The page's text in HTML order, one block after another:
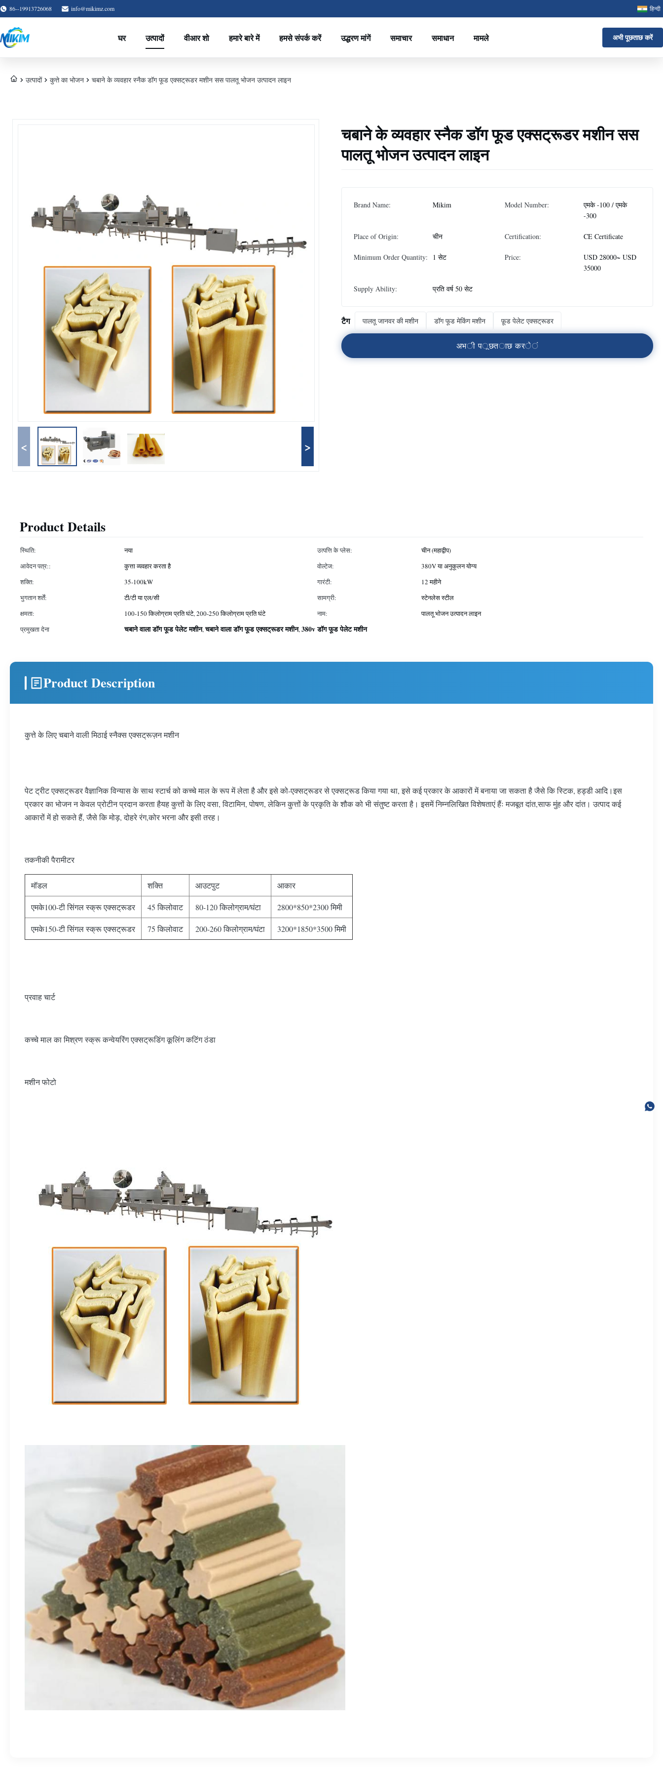
86--19913726068 info@mikimz.com हिन्दी
घर उत्पादों वीआर शो हमारे बारे में हमसे संपर्क करें उद्धरण मांगें समाचार समाधान मामले अभी पूछताछ करें
उत्पादों कुत्ते का भोजन चबाने के व्यवहार स्नैक डॉग फूड एक्सट्रूडर मशीन सस पालतू भोजन उत्पादन लाइन
< >
चबाने के व्यवहार स्नैक डॉग फूड एक्सट्रूडर मशीन सस
पालतू भोजन उत्पादन लाइन
Brand Name: Mikim Model Number:
एमके -100 / एमके
-300
Place of Origin: चीन Certification: CE Certificate
Minimum Order Quantity: 1 सेट Price:
USD 28000~ USD
35000
Supply Ability: प्रति वर्ष 50 सेट
टैग पालतू जानवर की मशीन डॉग फूड मेकिंग मशीन फ़ूड पेलेट एक्सट्रूडर
अभी पूछताछ करें
Product Details
स्थिति: नया उत्पत्ति के प्लेस:
चीन (महाद्वीप)
आवेदन पत्र::
कुत्ता व्यवहार करता है वोल्टेज:
380V या अनुकूलन योग्य
शक्ति:
35-100kW गारंटी:
12 महीने
भुगतान शर्तें:
टी/टी या एल/सी सामग्री:
स्टेनलेस स्टील
क्षमता:
100-150 किलोग्राम प्रति घंटे, 200-250 किलोग्राम प्रति घंटे नाम:
पालतू भोजन उत्पादन लाइन
प्रमुखता देना
चबाने वाला डॉग फूड पेलेट मशीन,चबाने वाला डॉग फूड एक्सट्रूडर मशीन,380v डॉग फूड पेलेट मशीन
Product Description
कुत्ते के लिए चबाने वाली मिठाई स्नैक्स एक्सट्रूज़न मशीन
पेट ट्रीट एक्सट्रूडर वैज्ञानिक विन्यास के साथ स्टार्च को कच्चे माल के रूप में लेता है और इसे को-एक्सट्रूडर से एक्सट्रूड किया गया था, इसे कई प्रकार के आकारों में बनाया जा सकता है जैसे कि स्टिक, हड्डी आदि।इस
प्रकार का भोजन न केवल प्रोटीन प्रदान करता हैयह कुत्तों के लिए वसा, विटामिन, पोषण, लेकिन कुत्तों के प्रकृति के शौक को भी संतुष्ट करता है। इसमें निम्नलिखित विशेषताएं हैंः मजबूत दांत,साफ मुंह और दांत। उत्पाद कई
आकारों में हो सकते हैं, जैसे कि मोड़, दोहरे रंग,कोर भरना और इसी तरह।
तकनीकी पैरामीटर
मॉडल शक्ति आउटपुट आकार
एमके100-टी सिंगल स्क्रू एक्सट्रूडर 45 किलोवाट 80-120 किलोग्राम/घंटा 2800*850*2300 मिमी
एमके150-टी सिंगल स्क्रू एक्सट्रूडर 75 किलोवाट 200-260 किलोग्राम/घंटा 3200*1850*3500 मिमी
प्रवाह चार्ट
कच्चे माल का मिश्रण स्क्रू कन्वेयरिंग एक्सट्रूडिंग कूलिंग कटिंग ठंडा
मशीन फोटो